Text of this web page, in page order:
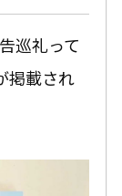
巡礼って
掲載され